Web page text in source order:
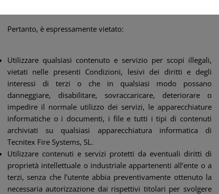
Pertanto, è espressamente vietato:
Utilizzare qualsiasi contenuto e servizio per scopi illegali,
vietati nelle presenti Condizioni, lesivi dei diritti e degli
interessi di terzi o che in qualsiasi modo possano
danneggiare, disabilitare, sovraccaricare, deteriorare o
impedire il normale utilizzo dei servizi, le apparecchiature
informatiche o i documenti, i file e tutti i tipi di contenuti
archiviati su qualsiasi apparecchiatura informatica di
Tecnitex Fire Systems, SL.
Utilizzare contenuti e servizi protetti da eventuali diritti di
proprietà intellettuale o industriale appartenenti all’ente o a
terzi, senza che l’utente abbia preventivamente ottenuto la
necessaria autorizzazione dai rispettivi titolari per svolgere